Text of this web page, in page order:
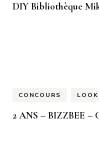
DIY Bibliothèque
CONCOURS LOOK
2 ANS – BIZZBEE –